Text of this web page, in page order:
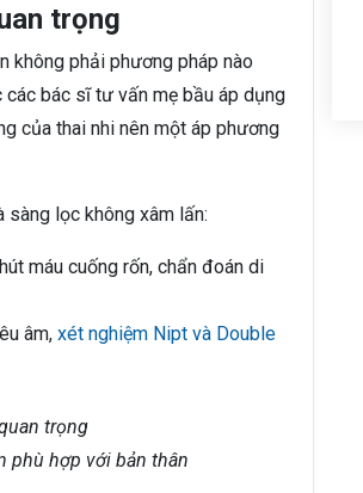
trọng
không phải phương pháp nào
bác sĩ tư vấn mẹ bầu áp dụng
của thai nhi nên một áp phương
lọc không xâm lấn:
máu cuống rốn, chẩn đoán di
âm, xét nghiệm Nipt và Double
phù hợp với bản thân